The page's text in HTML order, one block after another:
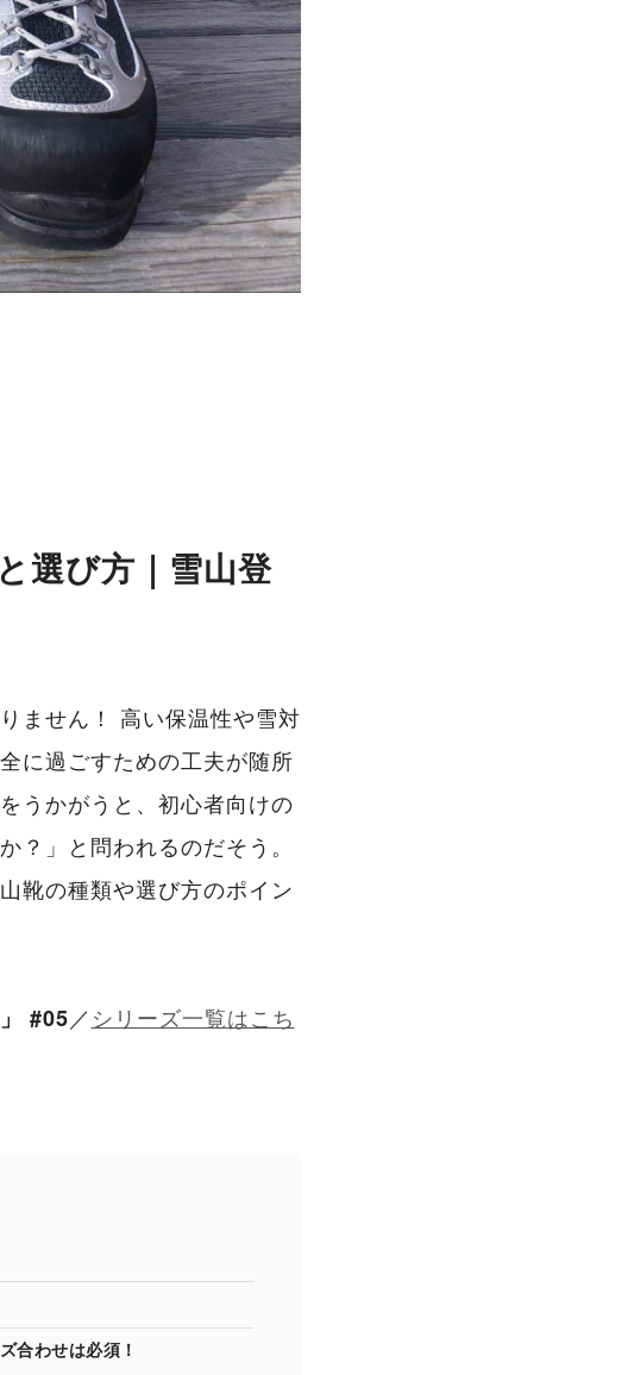
選び方｜雪山登
ません！ 高い保温性や雪対
に過ごすための工夫が随所
うかがうと、初心者向けの
？」と問われるのだそう。
靴の種類や選び方のポイン
#05／ シリーズ一覧はこち
合わせは必須！